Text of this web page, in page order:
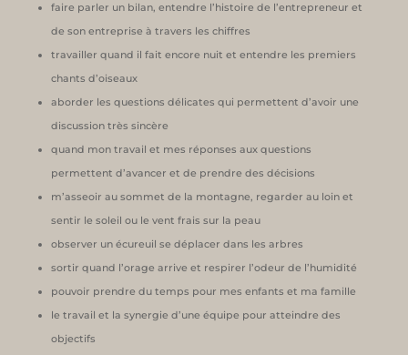
faire parler un bilan, entendre l’histoire de l’entrepreneur et
de son entreprise à travers les chiffres
travailler quand il fait encore nuit et entendre les premiers
chants d’oiseaux
aborder les questions délicates qui permettent d’avoir une
discussion très sincère
quand mon travail et mes réponses aux questions
permettent d’avancer et de prendre des décisions
m’asseoir au sommet de la montagne, regarder au loin et
sentir le soleil ou le vent frais sur la peau
observer un écureuil se déplacer dans les arbres
sortir quand l’orage arrive et respirer l’odeur de l’humidité
pouvoir prendre du temps pour mes enfants et ma famille
le travail et la synergie d’une équipe pour atteindre des
objectifs